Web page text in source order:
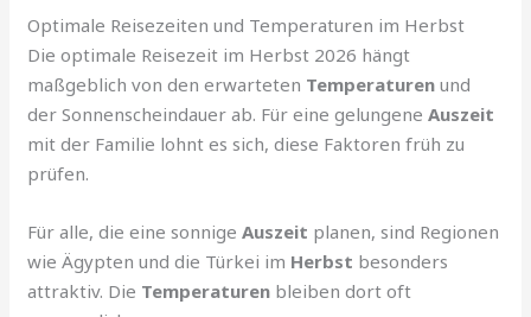
Optimale Reisezeiten und Temperaturen im Herbst
Die optimale Reisezeit im Herbst 2026 hängt
maßgeblich von den erwarteten Temperaturen und
der Sonnenscheindauer ab. Für eine gelungeneAuszeit
mit der Familie lohnt es sich, diese Faktoren früh zu
prüfen.
Für alle, die eine sonnigeAuszeit planen, sind Regionen
wie Ägypten und die Türkei im Herbst besonders
attraktiv. Die Temperaturen bleiben dort oft